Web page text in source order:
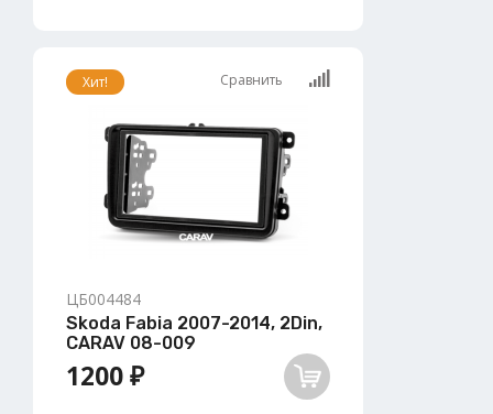
Хит! Сравнить
ЦБ004484
Skoda Fabia 2007-2014, 2Din,
CARAV 08-009
1200 ₽